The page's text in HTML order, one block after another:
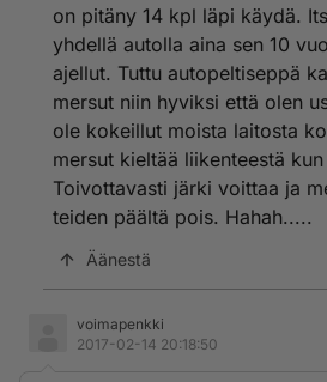
on pitäny 14 kpl läpi käydä.
yhdellä autolla aina sen 10
ajellut. Tuttu autopeltiseppä
mersut niin hyviksi että olen
ole kokeillut moista laitosta
mersut kieltää liikenteestä
Toivottavasti järki voittaa ja
teiden päältä pois. Hahah.....
Äänestä
voimapenkki
2017-02-14 20:18:50